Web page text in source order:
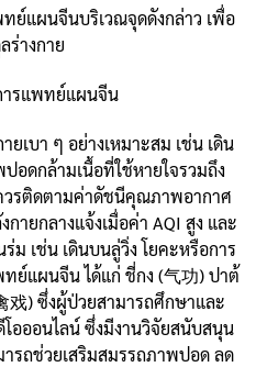
ย์แผนจีนบริเวณจุดดังกล่าว เพื่อ
ร่างกาย
ารแพทย์แผนจีน
เบา ๆ อย่างเหมาะสม เช่น เดิน
อดกล้ามเนื้อที่ใช้หายใจรวมถึง
วรติดตามค่าดัชนีคุณภาพอากาศ
ายกลางแจ้งเมื่อค่า AQI สูง และ
ม เช่น เดินบนลู่วิ่ง โยคะหรือการ
ย์แผนจีน ได้แก่ ชี่กง (气功) ปาต้
戏) ซึ่งผู้ป่วยสามารถศึกษาและ
อออนไลน์ ซึ่งมีงานวิจัยสนับสนุน
รถช่วยเสริมสมรรถภาพปอด ลด